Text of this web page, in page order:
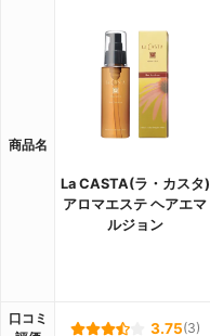
商品名
La CASTA(ラ・カスタ)
アロマエステ ヘアエマ
ルジョン
口コミ
3.75(3)